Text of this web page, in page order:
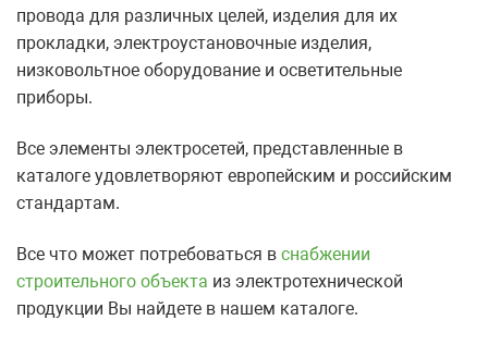
провода для различных целей, изделия для их
прокладки, электроустановочные изделия,
низковольтное оборудование и осветительные
приборы.
Все элементы электросетей, представленные в
каталоге удовлетворяют европейским и российским
стандартам.
Все что может потребоваться в снабжении
строительного объекта из электротехнической
продукции Вы найдете в нашем каталоге.